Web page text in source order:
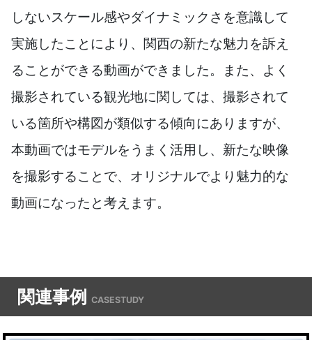
しないスケール感やダイナミックさを意識して
実施したことにより、関西の新たな魅力を訴え
ることができる動画ができました。また、よく
撮影されている観光地に関しては、撮影されて
いる箇所や構図が類似する傾向にありますが、
本動画ではモデルをうまく活用し、新たな映像
を撮影することで、オリジナルでより魅力的な
動画になったと考えます。
関連事例CASESTUDY